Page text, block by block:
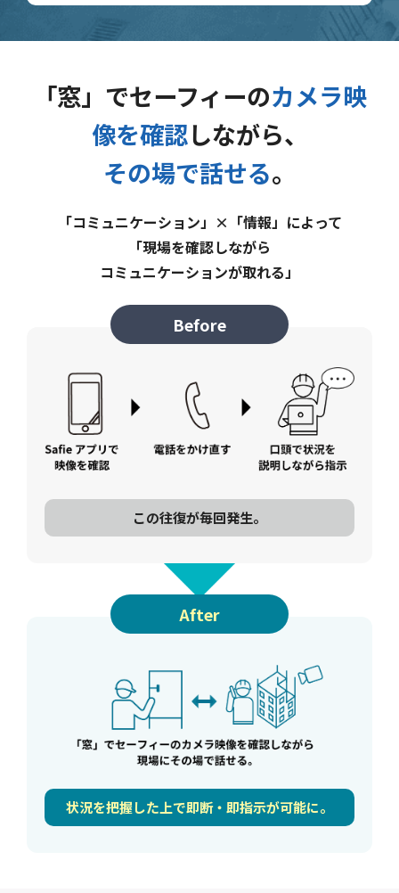
「窓」でセーフィーのカメラ映
像を確認しながら、
その場で話せる。
「コミュニケーション」×「情報」によって
「現場を確認しながら
コミュニケーションが取れる」
Before
この往復が毎回発生。
After
状況を把握した上で即断・即指示が可能に。